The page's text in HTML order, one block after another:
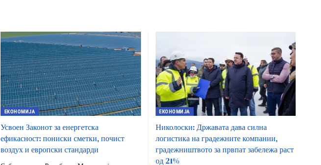
ЕКОНОМИЈА
Усвоен Законот за енергетска
ефикасност: пониски сметки, почист
воздух и европски стандарди
ЕКОНОМИЈА
Николоски: Државата дава силна
логистика на градежните компании,
градежништвото за првпат забележа раст
од 21%